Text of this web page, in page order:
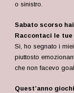
o sinistro.
Sabato scorso
Raccontaci le
Si, ho segnato i
piuttosto
che non facevo
Quest’anno